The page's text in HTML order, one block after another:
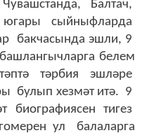
Балтач,
сыйныфларда
бакчасында эшли, 9
белем
тәрбия эшләре
булып хезмәт итә. 9
тигез
ул балаларга